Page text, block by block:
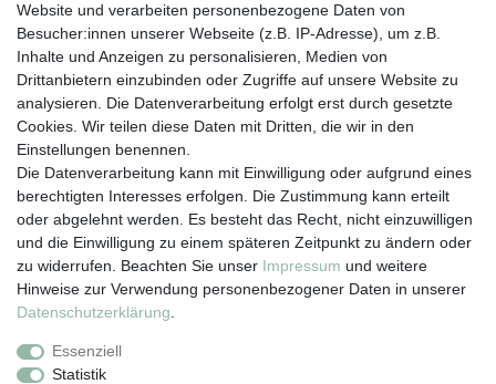
Vertrag widerrufen
Website und verarbeiten personenbezogene Daten von
Besucher:innen unserer Webseite (z.B. IP-Adresse), um z.B.
Inhalte und Anzeigen zu personalisieren, Medien von
Drittanbietern einzubinden oder Zugriffe auf unsere Website zu
analysieren. Die Datenverarbeitung erfolgt erst durch gesetzte
Cookies. Wir teilen diese Daten mit Dritten, die wir in den
Einstellungen benennen.
Die Datenverarbeitung kann mit Einwilligung oder aufgrund eines
berechtigten Interesses erfolgen. Die Zustimmung kann erteilt
oder abgelehnt werden. Es besteht das Recht, nicht einzuwilligen
und die Einwilligung zu einem späteren Zeitpunkt zu ändern oder
zu widerrufen. Beachten Sie unser Impressum und weitere
Hinweise zur Verwendung personenbezogener Daten in unserer
Daten­schutz­erklärung
Essenziell
Statistik